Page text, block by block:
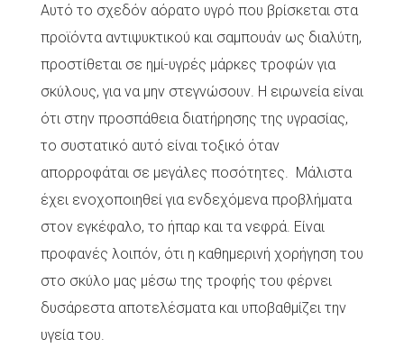
Αυτό το σχεδόν αόρατο υγρό που βρίσκεται στα
προϊόντα αντιψυκτικού και σαμπουάν ως διαλύτη,
προστίθεται σε ημί-υγρές μάρκες τροφών για
σκύλους, για να μην στεγνώσουν. Η ειρωνεία είναι
ότι στην προσπάθεια διατήρησης της υγρασίας,
το συστατικό αυτό είναι τοξικό όταν
απορροφάται σε μεγάλες ποσότητες. Μάλιστα
έχει ενοχοποιηθεί για ενδεχόμενα προβλήματα
στον εγκέφαλο, το ήπαρ και τα νεφρά. Είναι
προφανές λοιπόν, ότι η καθημερινή χορήγηση του
στο σκύλο μας μέσω της τροφής του φέρνει
δυσάρεστα αποτελέσματα και υποβαθμίζει την
υγεία του.